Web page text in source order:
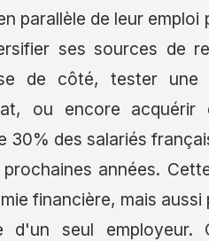
parallèle de leur
ses sources de
de côté, tester
ou encore
30% des salariés
années.
financière, mais
d'un seul